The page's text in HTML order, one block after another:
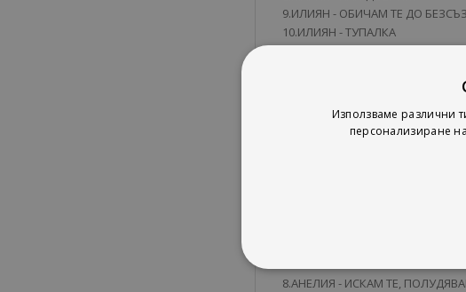
9.ИЛИЯН - ОБИЧАМ ТЕ ДО
10.ИЛИЯН - ТУПАЛКА
11.КАЛИ - КАТО ТЕ ПОЧНА
14.БОРИС ДАЛИ - ПИЯН
Трета част
6.ЦВЕТЕЛИНА ЯНЕВА и 100 КИЛА
8.АНЕЛИЯ - ИСКАМ ТЕ,
Използваме различни
персонализиране